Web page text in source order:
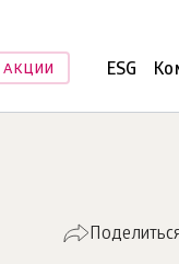
АКЦИИ ESG